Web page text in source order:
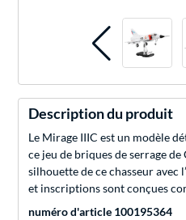
Description du produit
Le Mirage IIIC est un modèle
ce jeu de briques de serrage
silhouette de ce chasseur avec
et inscriptions sont conçues
numéro d'article 100195364